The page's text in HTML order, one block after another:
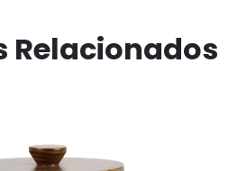
Relacionados